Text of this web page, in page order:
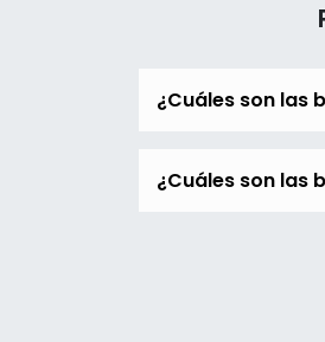
¿Cuáles son las
¿Cuáles son las